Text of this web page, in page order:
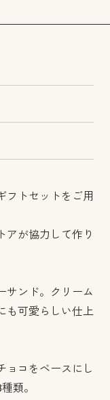
フトセットをご用
アが協力して作り
サンド。クリーム
も可愛らしい仕上
ョコをベースにし
類。